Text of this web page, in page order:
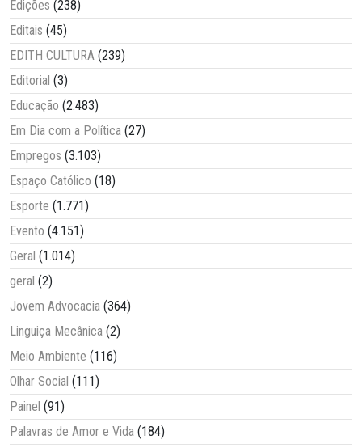
Edições (238)
Editais (45)
EDITH CULTURA (239)
Editorial (3)
Educação (2.483)
Em Dia com a Política (27)
Empregos (3.103)
Espaço Católico (18)
Esporte (1.771)
Evento (4.151)
Geral (1.014)
geral (2)
Jovem Advocacia (364)
Linguiça Mecânica (2)
Meio Ambiente (116)
Olhar Social (111)
Painel (91)
Palavras de Amor e Vida (184)